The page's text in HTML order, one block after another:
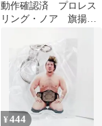
動作確認済 プロレス
リング・ノア 旗揚げ2
¥444